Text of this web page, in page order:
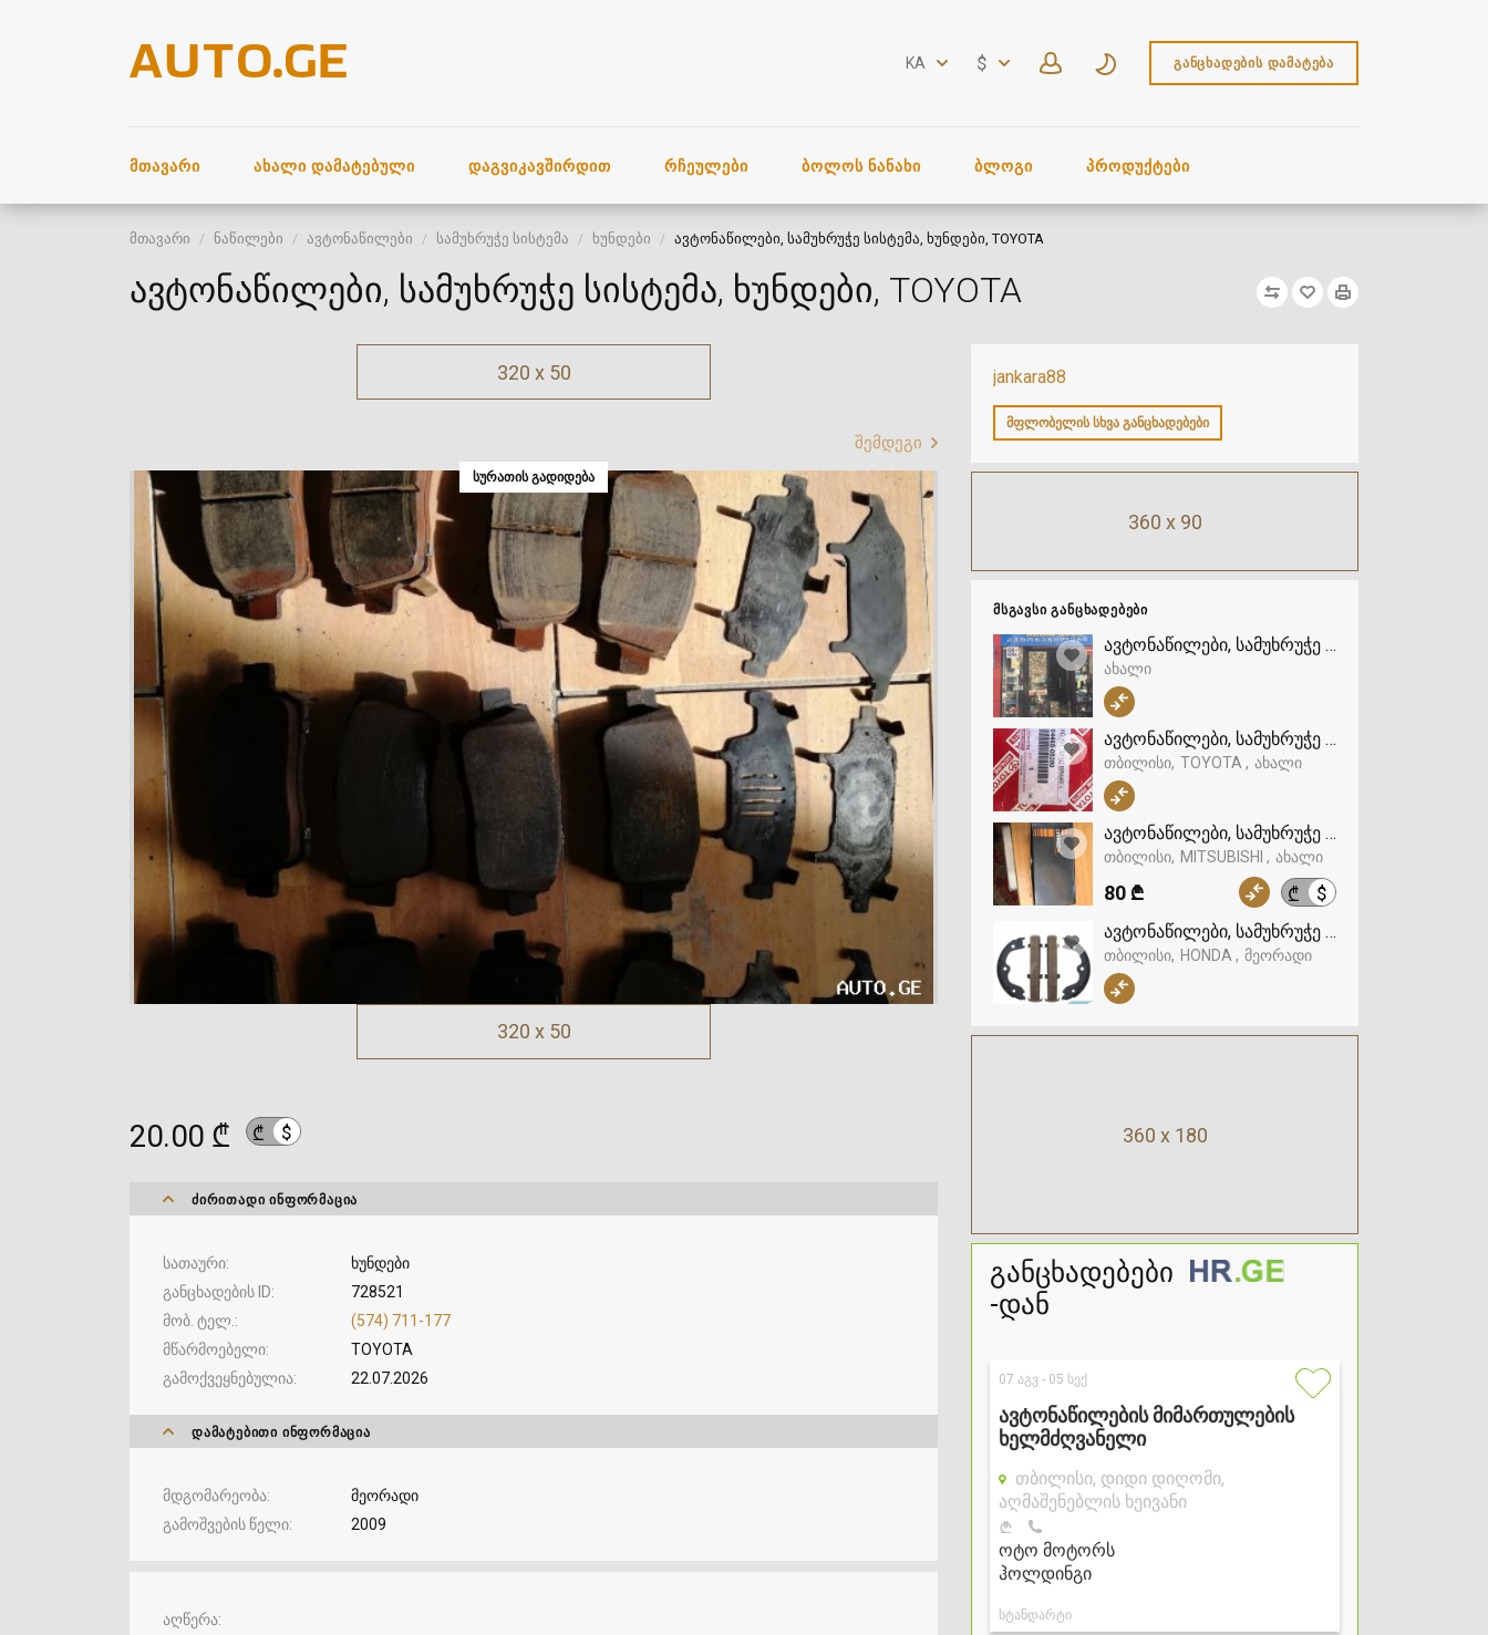
KA $ ᲒᲐᲜᲪᲮᲐᲓᲔᲑᲘᲡ ᲓᲐᲛᲐᲢᲔᲑᲐ
ᲛᲗᲐᲕᲐᲠᲘ ᲐᲮᲐᲚᲘ ᲓᲐᲛᲐᲢᲔᲑᲣᲚᲘ ᲓᲐᲒᲕᲘᲙᲐᲕᲨᲘᲠᲓᲘᲗ ᲠᲩᲔᲣᲚᲔᲑᲘ ᲑᲝᲚᲝᲡ ᲜᲐᲜᲐᲮᲘ ᲑᲚᲝᲒᲘ ᲞᲠᲝᲓᲣᲥᲢᲔᲑᲘ
მთავარი ნაწილები ავტონაწილები სამუხრუჭე სისტემა ხუნდები ავტონაწილები, სამუხრუჭე სისტემა, ხუნდები, TOYOTA
ავტონაწილები, სამუხრუჭე სისტემა, ხუნდები, TOYOTA
jankara88
ᲛᲤᲚᲝᲑᲔᲚᲘᲡ ᲡᲮᲕᲐ ᲒᲐᲜᲪᲮᲐᲓᲔᲑᲔᲑᲘ
360 x 90
ᲛᲡᲒᲐᲕᲡᲘ ᲒᲐᲜᲪᲮᲐᲓᲔᲑᲔᲑᲘ
ავტონაწილები, სამუხრუჭე სისტემა, ხუნდები
ახალი
ავტონაწილები, სამუხრუჭე სისტემა, ხუნდები,
თბილისი TOYOTA ახალი
ავტონაწილები, სამუხრუჭე სისტემა, ხუნდები,
თბილისი MITSUBISHI ახალი
₾ $
80 ₾
ავტონაწილები, სამუხრუჭე სისტემა, ხუნდები,
თბილისი HONDA მეორადი
360 x 180
320 x 50
შემდეგი
ᲡᲣᲠᲐᲗᲘᲡ ᲒᲐᲓᲘᲓᲔᲑᲐ
320 x 50
20.00 ₾ ₾ $
ᲫᲘᲠᲘᲗᲐᲓᲘ ᲘᲜᲤᲝᲠᲛᲐᲪᲘᲐ
სათაური
ხუნდები
განცხადების ID
728521
მობ. ტელ.
(574) 711-177
მწარმოებელი
TOYOTA
გამოქვეყნებულია
22.07.2026
ᲓᲐᲛᲐᲢᲔᲑᲘᲗᲘ ᲘᲜᲤᲝᲠᲛᲐᲪᲘᲐ
მდგომარეობა
მეორადი
გამოშვების წელი
2009
აღწერა